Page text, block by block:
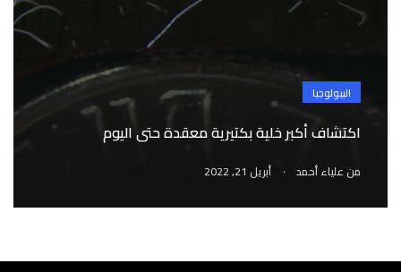
البيولوجيا
اكتشاف أكبر خلية بكتيرية معقدة حتى اليوم
من علياء أحمد . أبريل 21, 2022